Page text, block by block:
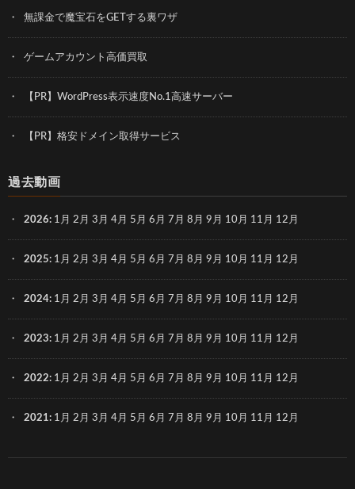
無課金で魔宝石をGETする裏ワザ
ゲームアカウント高価買取
【PR】WordPress表示速度No.1高速サーバー
【PR】格安ドメイン取得サービス
過去動画
2026: 1月 2月 3月 4月 5月 6月 7月 8月 9月 10月 11月 12月
2025: 1月 2月 3月 4月 5月 6月 7月 8月 9月 10月 11月 12月
2024: 1月 2月 3月 4月 5月 6月 7月 8月 9月 10月 11月 12月
2023: 1月 2月 3月 4月 5月 6月 7月 8月 9月 10月 11月 12月
2022: 1月 2月 3月 4月 5月 6月 7月 8月 9月 10月 11月 12月
2021: 1月 2月 3月 4月 5月 6月 7月 8月 9月 10月 11月 12月